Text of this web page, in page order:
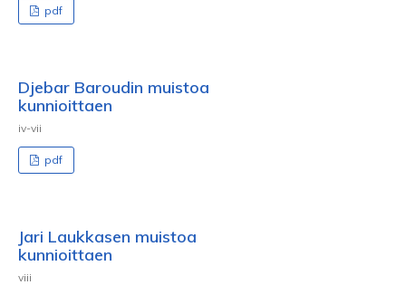
pdf
Djebar Baroudin muistoa
kunnioittaen
iv-vii
pdf
Jari Laukkasen muistoa
kunnioittaen
viii